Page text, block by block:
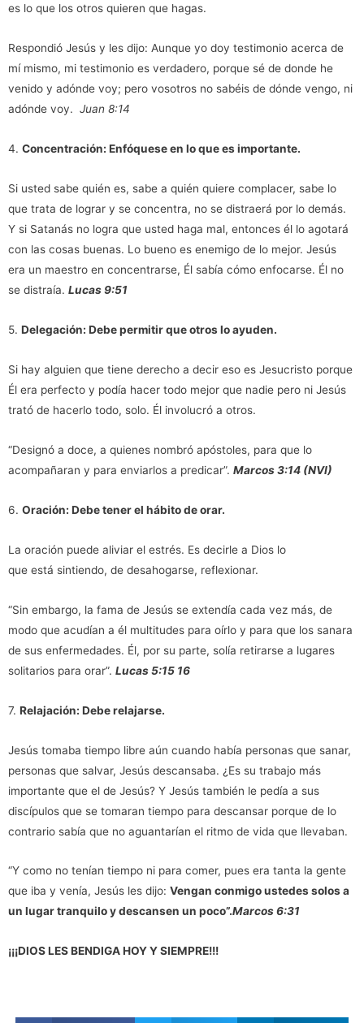
es lo que los otros quieren que hagas.
Respondió Jesús y les dijo: Aunque yo doy testimonio acerca de
mí mismo, mi testimonio es verdadero, porque sé de donde he
venido y adónde voy; pero vosotros no sabéis de dónde vengo, ni
adónde voy. Juan 8:14
4. Concentración: Enfóquese en lo que es importante.
Si usted sabe quién es, sabe a quién quiere complacer, sabe lo
que trata de lograr y se concentra, no se distraerá por lo demás.
Y si Satanás no logra que usted haga mal, entonces él lo agotará
con las cosas buenas. Lo bueno es enemigo de lo mejor. Jesús
era un maestro en concentrarse, Él sabía cómo enfocarse. Él no
se distraía. Lucas 9:51
5. Delegación: Debe permitir que otros lo ayuden.
Si hay alguien que tiene derecho a decir eso es Jesucristo porque
Él era perfecto y podía hacer todo mejor que nadie pero ni Jesús
trató de hacerlo todo, solo. Él involucró a otros.
“Designó a doce, a quienes nombró apóstoles, para que lo
acompañaran y para enviarlos a predicar”. Marcos 3:14 (NVI)
6. Oración: Debe tener el hábito de orar.
La oración puede aliviar el estrés. Es decirle a Dios lo
que está sintiendo, de desahogarse, reflexionar.
“Sin embargo, la fama de Jesús se extendía cada vez más, de
modo que acudían a él multitudes para oírlo y para que los sanara
de sus enfermedades. Él, por su parte, solía retirarse a lugares
solitarios para orar”. Lucas 5:15 16
7. Relajación: Debe relajarse.
Jesús tomaba tiempo libre aún cuando había personas que sanar,
personas que salvar, Jesús descansaba. ¿Es su trabajo más
importante que el de Jesús? Y Jesús también le pedía a sus
discípulos que se tomaran tiempo para descansar porque de lo
contrario sabía que no aguantarían el ritmo de vida que llevaban.
“Y como no tenían tiempo ni para comer, pues era tanta la gente
que iba y venía, Jesús les dijo: Vengan conmigo ustedes solos a
un lugar tranquilo y descansen un poco”.Marcos 6:31
¡¡¡DIOS LES BENDIGA HOY Y SIEMPRE!!!